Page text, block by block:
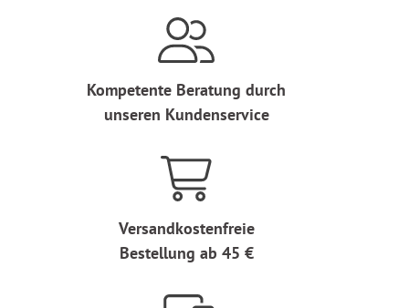
Kompetente Beratung durch
unseren Kundenservice
Versandkostenfreie
Bestellung ab 45 €